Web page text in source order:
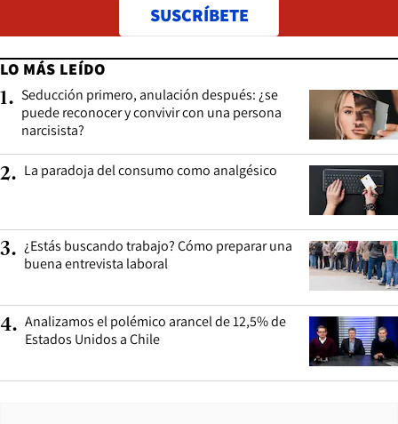
SUSCRÍBETE
LO MÁS LEÍDO
1. Seducción primero, anulación después: ¿se
puede reconocer y convivir con una persona
narcisista?
2. La paradoja del consumo como analgésico
3. ¿Estás buscando trabajo? Cómo preparar una
buena entrevista laboral
4. Analizamos el polémico arancel de 12,5% de
Estados Unidos a Chile